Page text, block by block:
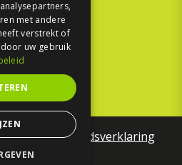
Toegankelijkheidsverklaring
met andere
verstrekt of
uw gebruik